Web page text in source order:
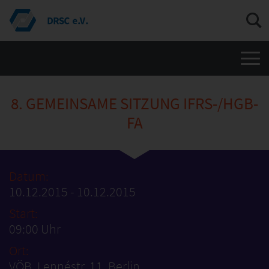
8. GEMEINSAME SITZUNG IFRS-/HGB-
FA
Datum:
10.12.2015 - 10.12.2015
Start:
09:00 Uhr
Ort: